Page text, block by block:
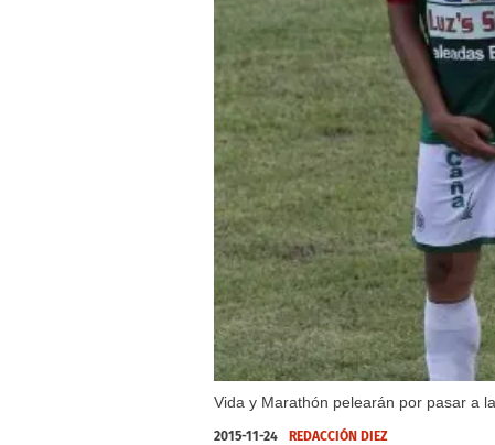
Vida y Marathón pelearán por pasar a
2015-11-24 REDACCIÓN DIEZ